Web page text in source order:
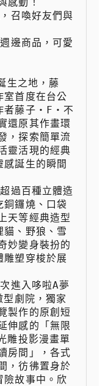
室首度在台公
者藤子・F・不
還原其作畫環
，探索簡單流
靈活現的經典
感誕生的瞬間
銅鑼燒、口袋
天等經典造型
貓、野狼、雪
妙變身裝扮的
雕塑穿梭於展
劇院，獨家
製作的原創短
伸感的「無限
雕投影漫畫單
房間」，各式
，彷彿置身於
險故事中。欣